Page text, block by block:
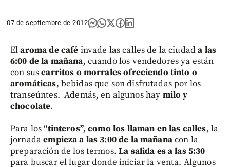
07 de septiembre de 2012
Elaroma de café invade las calles de la ciudada las
6:00 de la mañana, cuando los vendedores ya están
con suscarritos o morrales ofreciendo tinto o
aromáticas, bebidas que son disfrutadas por los
transeúntes. Además, en algunos hay milo y
chocolate.
Para los“tinteros”, como los llaman en las calles, la
jornadaempieza a las 3:00 de la mañanacon la
preparación de los termos. La salida es a las 5:30
para buscar el lugar donde iniciar la venta. Algunos